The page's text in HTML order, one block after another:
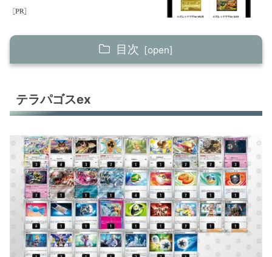
目次
テラパゴスex
オリジンパルキアV
オリジンパルキアV
オリジンパルキアV
アルセウスV+ヨノワール
サーフゴーex
テラパゴスex